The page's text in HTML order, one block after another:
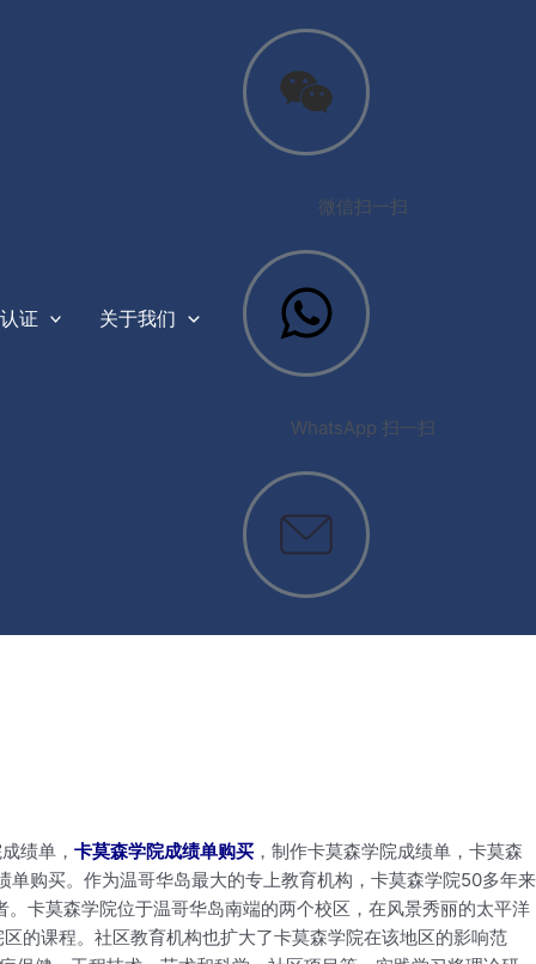
证 关于我们
微信扫一扫
WhatsApp 扫一扫
绩单， 卡莫森学院成绩单购买 ，制作卡莫森学院成绩单，卡莫森
购买。作为温哥华岛最大的专上教育机构，卡莫森学院50多年来
卡莫森学院位于温哥华岛南端的两个校区，在风景秀丽的太平洋
的课程。社区教育机构也扩大了卡莫森学院在该地区的影响范